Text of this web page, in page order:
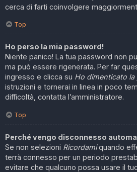
cerca di farti coinvolgere
Top
Ho perso la mia password!
Niente panico! La tua password non
ma può essere rigenerata. Per far
ingresso e clicca su Ho dimenticato
istruzioni e tornerai in linea in poco
difficoltà, contatta l’amministratore.
Top
Perché vengo disconnesso
Se non selezioni Ricordamiquando
terrà connesso per un periodo
evitare che qualcuno possa usare il